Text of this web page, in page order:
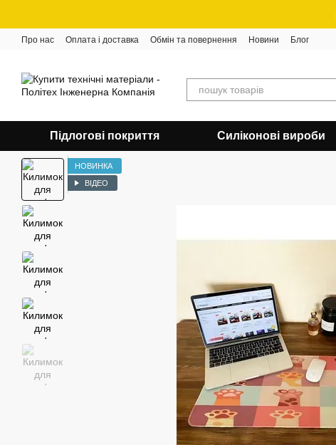
Про нас Оплата і доставка Обмін та повернення Новини Блог
Підлогові покриття Силіконові вироби
НОВИНКА
ВІДЕО